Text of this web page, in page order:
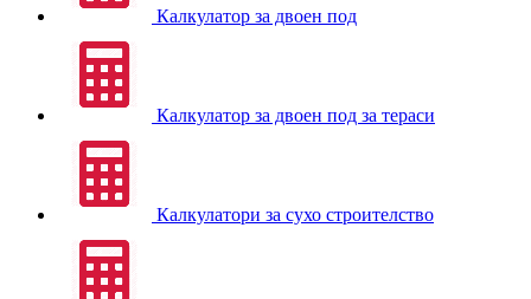
Калкулатор за двоен под
Калкулатор за двоен под за тераси
Калкулатори за сухо строителство